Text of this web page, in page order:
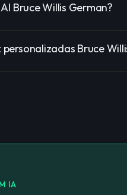
Bruce Willis German?
Bruce
IA